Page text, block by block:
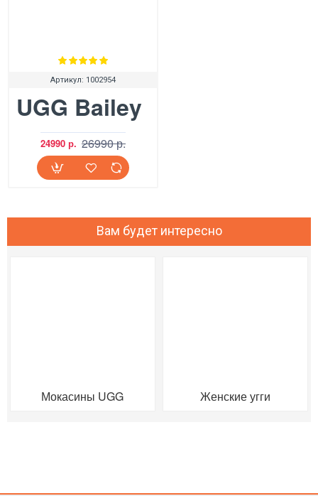
Артикул: 1002954
UGG Bailey Bow Pink
24990 р. 26990 р.
Вам будет интересно
Мокасины UGG Женские угги